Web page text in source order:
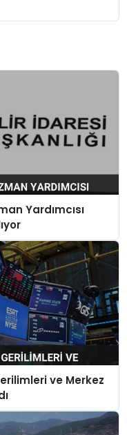
Yardımcısı
ve Merkez